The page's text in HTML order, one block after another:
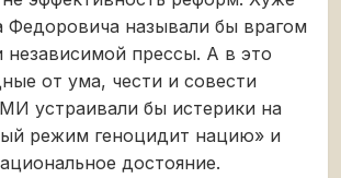
Федоровича называли бы врагом
независимой прессы. А в это
от ума, чести и совести
устраивали бы истерики на
режим геноцидит нацию» и
достояние.